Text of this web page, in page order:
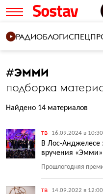
РАДИОБЛОГИ
#ЭММИ
подборка
Найдено 14 материалов
тв 16.09.2024 в 10:30
В Лос-Анджелесе
вручения «Эмми»
Прошлогодняя
тв 14.09.2022 в 12:00